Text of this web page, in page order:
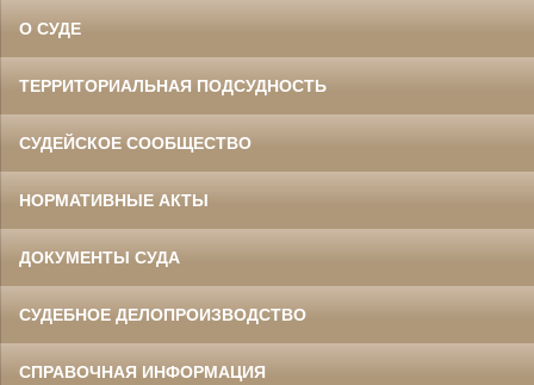
О СУДЕ
ТЕРРИТОРИАЛЬНАЯ ПОДСУДНОСТЬ
СУДЕЙСКОЕ СООБЩЕСТВО
НОРМАТИВНЫЕ АКТЫ
ДОКУМЕНТЫ СУДА
СУДЕБНОЕ ДЕЛОПРОИЗВОДСТВО
СПРАВОЧНАЯ ИНФОРМАЦИЯ